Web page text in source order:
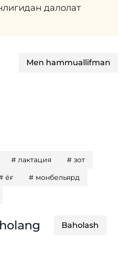
далолат
Men hammuallifman
# лактация # зот
ёғ # монбельярд
Baholash